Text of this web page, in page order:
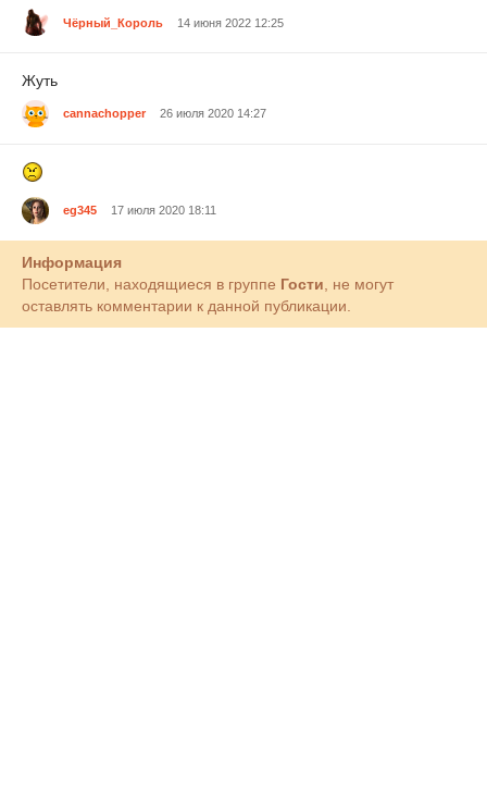
Чёрный_Король 14 июня 2022 12:25
Жуть
cannachopper 26 июля 2020 14:27
eg345 17 июля 2020 18:11
Информация
Посетители, находящиеся в группе Гости , не могут
оставлять комментарии к данной публикации.